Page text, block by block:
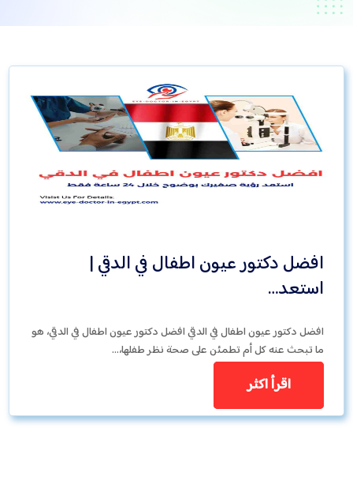
افضل دكتور عيون اطفال في الدقي |
استعد…
افضل دكتور عيون اطفال في الدقي افضل دكتور عيون اطفال في الدقي، هو
ما تبحث عنه كل أم تطمئن على صحة نظر طفلها،…
اقرأ اكثر